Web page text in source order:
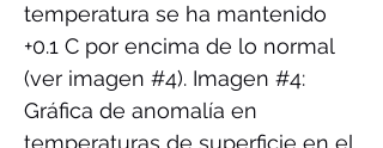
temperatura se ha mantenido
+0.1 C por encima de lo normal
(ver imagen #4). Imagen #4:
Gráfica de anomalía en
temperaturas de superficie en el